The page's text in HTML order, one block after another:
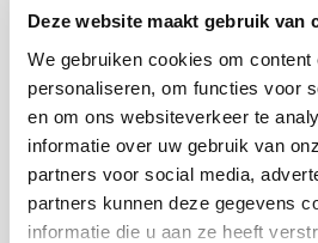
Deze website maakt gebruik van
We gebruiken cookies om content
personaliseren, om functies voor
en om ons websiteverkeer te
informatie over uw gebruik van
partners voor social media,
partners kunnen deze gegevens
informatie die u aan ze heeft
ISBN 978-94-6409-136-6
2021